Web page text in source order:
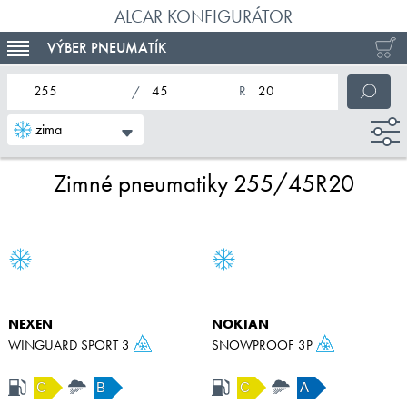
ALCAR KONFIGURÁTOR
TOGGLE NAVIGATION
VÝBER PNEUMATÍK
zima
nominálna šírka pneumatiky
profil pneumatiky
nominálny priemer pneumatiky
Zimné pneumatiky 255/45R20
NEXEN
WINGUARD SPORT 3
C B
NOKIAN
SNOWPROOF 3P
C A